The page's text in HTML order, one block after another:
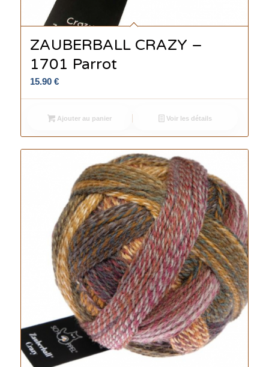
ZAUBERBALL CRAZY –
1701 Parrot
15.90 €
Ajouter au panier Voir les détails